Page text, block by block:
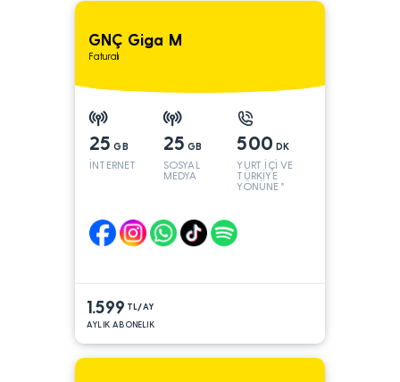
GNÇ Giga M
Faturalı
25 GB
İNTERNET
25 GB
SOSYAL
MEDYA
500 DK
YURT İÇİ VE
TÜRKİYE
YÖNÜNE*
1.599 TL/AY
AYLIK ABONELIK